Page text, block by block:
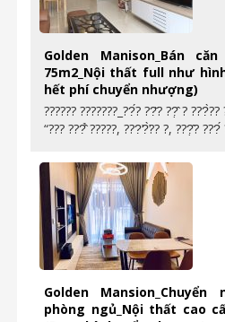
Golden Manison_Bán
75m2_Nội thất full như
hết phí chuyển nhượng)
?????? ???????_??́? ??̆? ??̣̂ ?
“??? ???̂̉ ?????, ???̛?̛̀?? ?, ???̣̂?
Golden
phòng ngủ_Nội thất cao